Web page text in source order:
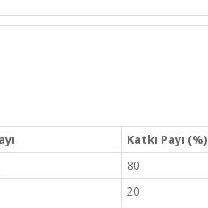
Katkı Payı (%)
80
20